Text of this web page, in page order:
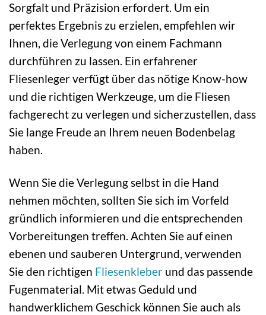
Sorgfalt und Präzision erfordert. Um ein
perfektes Ergebnis zu erzielen, empfehlen wir
Ihnen, die Verlegung von einem Fachmann
durchführen zu lassen. Ein erfahrener
Fliesenleger verfügt über das nötige Know-how
und die richtigen Werkzeuge, um die Fliesen
fachgerecht zu verlegen und sicherzustellen, dass
Sie lange Freude an Ihrem neuen Bodenbelag
haben.
Wenn Sie die Verlegung selbst in die Hand
nehmen möchten, sollten Sie sich im Vorfeld
gründlich informieren und die entsprechenden
Vorbereitungen treffen. Achten Sie auf einen
ebenen und sauberen Untergrund, verwenden
Sie den richtigen Fliesenkleber und das passende
Fugenmaterial. Mit etwas Geduld und
handwerklichem Geschick können Sie auch als